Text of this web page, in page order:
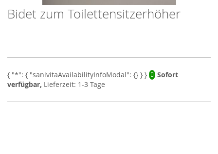
Skip
to
the
images
gallery
Bidet zum Toilettensitzerhöher
Sofort
verfügbar, Lieferzeit: 1-3 Tage